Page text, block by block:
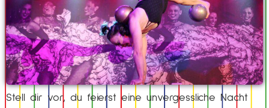
Stell dir vor, du feierst eine unvergessliche Nacht